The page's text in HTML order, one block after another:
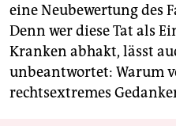
eine Neubewertung des
Denn wer diese Tat als
Kranken abhakt, lässt
unbeantwortet: Warum
rechtsextremes